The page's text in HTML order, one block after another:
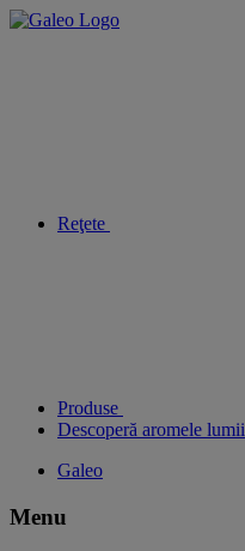
Reţete
Produse
Descoperă aromele lumii
Galeo
Menu